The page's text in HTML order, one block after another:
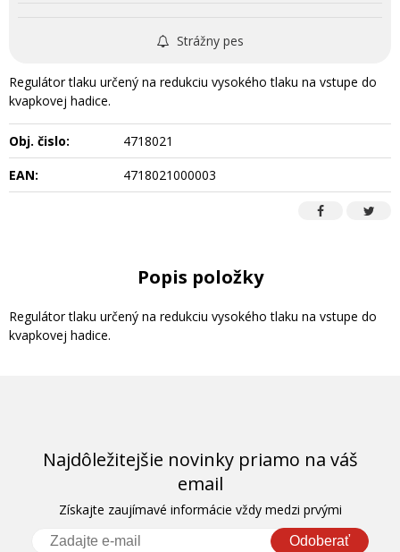
Strážny pes
Regulátor tlaku určený na redukciu vysokého tlaku na vstupe do
kvapkovej hadice.
Obj. čislo:
4718021
EAN:
4718021000003
Popis položky
Regulátor tlaku určený na redukciu vysokého tlaku na vstupe do
kvapkovej hadice.
Najdôležitejšie novinky priamo na váš
email
Získajte zaujímavé informácie vždy medzi prvými
Odoberať